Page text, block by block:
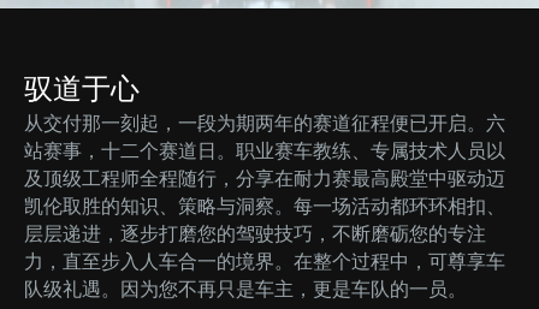
驭道于心
从交付那一刻起，一段为期两年的赛道征程便已开启。六
站赛事，十二个赛道日。职业赛车教练、专属技术人员以
及顶级工程师全程随行，分享在耐力赛最高殿堂中驱动迈
凯伦取胜的知识、策略与洞察。每一场活动都环环相扣、
层层递进，逐步打磨您的驾驶技巧，不断磨砺您的专注
力，直至步入人车合一的境界。在整个过程中，可尊享车
队级礼遇。因为您不再只是车主，更是车队的一员。